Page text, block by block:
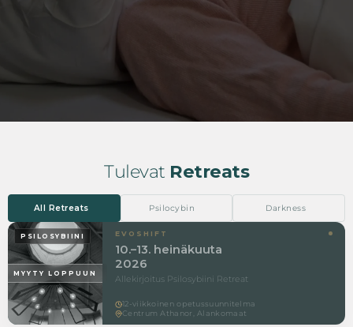
Tulevat Retreats
PSILOSYBIINI
MYYTY LOPPUUN
EVOSHIFT
10.–13. heinäkuuta
2026
Allekirjoitus Psilosybiini Retreat
12-viikkoinen opetussuunnitelma
Centrum Athanor, Alankomaat